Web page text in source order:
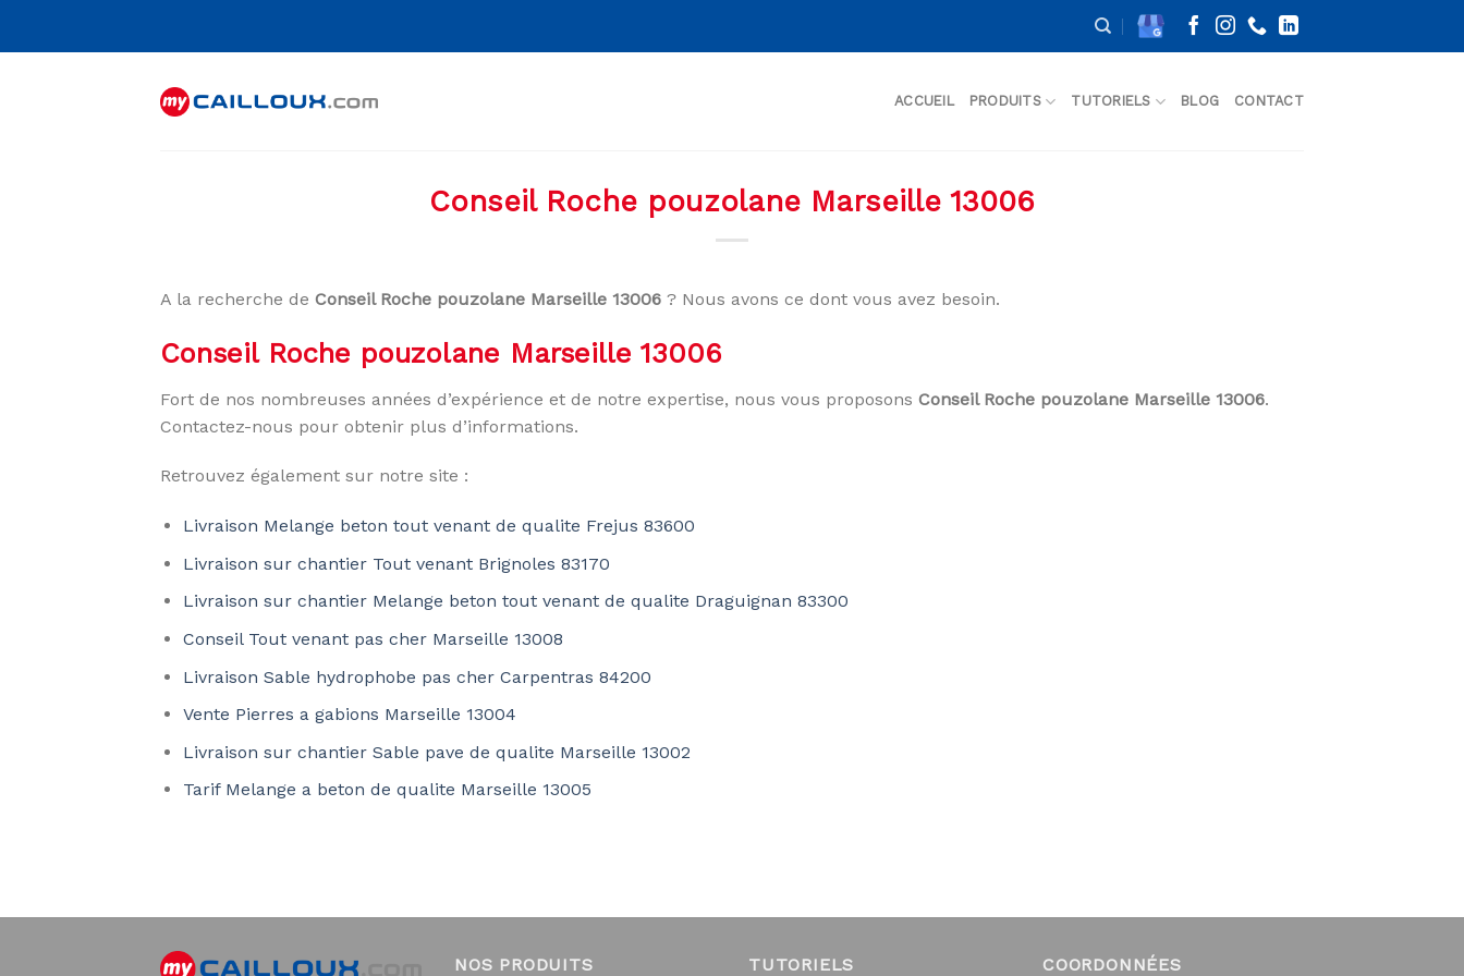
ACCUEIL PRODUITS TUTORIELS BLOG CONTACT
Conseil Roche pouzolane Marseille 13006
A la recherche de Conseil Roche pouzolane Marseille 13006 ? Nous avons ce dont vous avez besoin.
Conseil Roche pouzolane Marseille 13006
Fort de nos nombreuses années d’expérience et de notre expertise, nous vous proposons Conseil Roche pouzolane Marseille 13006.
Contactez-nous pour obtenir plus d’informations.
Retrouvez également sur notre site :
Livraison Melange beton tout venant de qualite Frejus 83600
Livraison sur chantier Tout venant Brignoles 83170
Livraison sur chantier Melange beton tout venant de qualite Draguignan 83300
Conseil Tout venant pas cher Marseille 13008
Livraison Sable hydrophobe pas cher Carpentras 84200
Vente Pierres a gabions Marseille 13004
Livraison sur chantier Sable pave de qualite Marseille 13002
Tarif Melange a beton de qualite Marseille 13005
NOS PRODUITS TUTORIELS COORDONNÉES